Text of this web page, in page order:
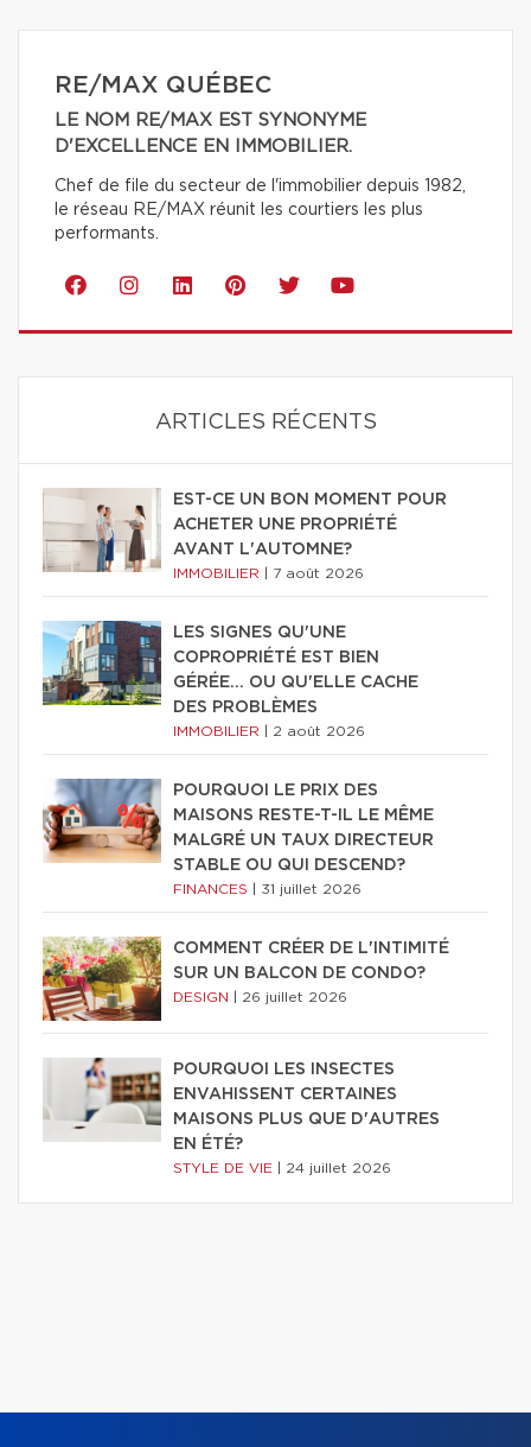
RE/MAX QUÉBEC
LE NOM RE/MAX EST SYNONYME
D'EXCELLENCE EN IMMOBILIER.
Chef de file du secteur de l'immobilier depuis 1982,
le réseau RE/MAX réunit les courtiers les plus
performants.
ARTICLES RÉCENTS
EST-CE UN BON MOMENT POUR
ACHETER UNE PROPRIÉTÉ
AVANT L'AUTOMNE?
IMMOBILIER 7 août 2026
LES SIGNES QU'UNE
COPROPRIÉTÉ EST BIEN
GÉRÉE… OU QU'ELLE CACHE
DES PROBLÈMES
IMMOBILIER 2 août 2026
POURQUOI LE PRIX DES
MAISONS RESTE-T-IL LE MÊME
MALGRÉ UN TAUX DIRECTEUR
STABLE OU QUI DESCEND?
FINANCES 31 juillet 2026
COMMENT CRÉER DE L'INTIMITÉ
SUR UN BALCON DE CONDO?
DESIGN 26 juillet 2026
POURQUOI LES INSECTES
ENVAHISSENT CERTAINES
MAISONS PLUS QUE D'AUTRES
EN ÉTÉ?
STYLE DE VIE 24 juillet 2026